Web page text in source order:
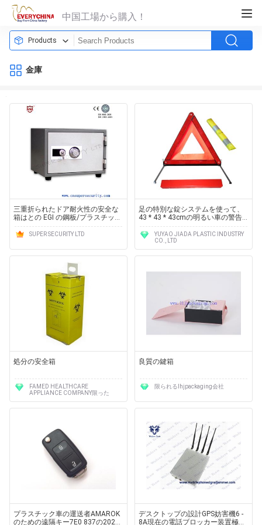
中国工場から購入！
Products
金庫
三重折られたドア耐火性の安全な
箱はとの EGI の鋼板/プラスチック
皿の粉のコーティングに傷抵抗し
ます
SUPER SECURITY LTD
足の特別な錠システムを使って、
43 * 43 * 43cmの明るい車の警告
の三角形
YUYAO JIADA PLASTIC INDUSTRY
CO., LTD
処分の安全箱
FAMED HEALTHCARE
APPLIANCE COMPANY限った
良質の鍵箱
限られるlhjpackaging会社
プラスチック車の運送者AMAROK
のための遠隔キー7E0 837の202広
デスクトップの設計GPS妨害機6 -
8A現在の電話ブロッカー装置極度